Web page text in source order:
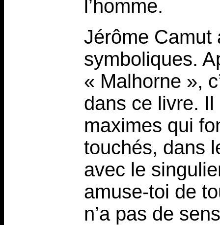
l’homme.
Jérôme Camut
symboliques.
« Malhorne »,
dans ce livre.
maximes qui
touchés, dans
avec le
amuse-toi de
n’a pas de